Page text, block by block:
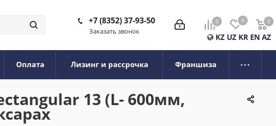
0 0 0
0
KZ UZ KR EN AZ
+7 (8352) 37-93-50
Заказать звонок
Оплата Лизинг и рассрочка Франшиза
13 (L- 600мм,